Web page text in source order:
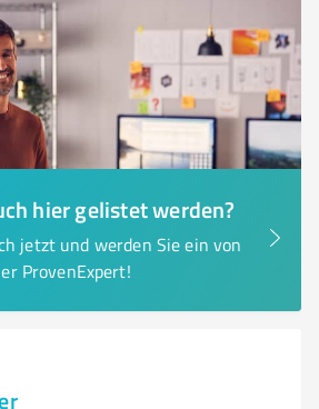
hier gelistet werden?
jetzt und werden Sie ein von
ProvenExpert!